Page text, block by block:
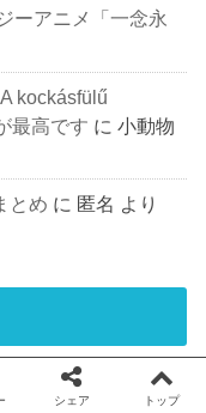
ーアニメ「一念永
kockásfülű
最高です に小動物
とめ に 匿名 より
シェア トップ
facebook